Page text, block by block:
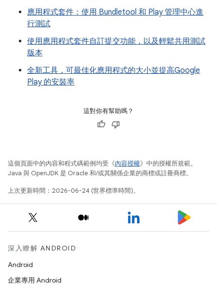
應用程式套件：使用 Bundletool 和 Play 管理中心進
行測試
使用應用程式套件自訂提交功能，以及輕鬆共用測試
版本
全新工具，可最佳化應用程式的大小並提高Google
Play 的安裝率
這對你有幫助嗎？
這個頁面中的內容和程式碼範例均受《內容授權》中的授權所規範。
Java 與 OpenJDK 是 Oracle 和/或其關係企業的商標或註冊商標。
上次更新時間：2026-06-24 (世界標準時間)。
深入瞭解 ANDROID
Android
企業專用 Android